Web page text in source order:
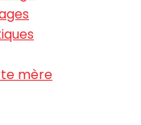
mère